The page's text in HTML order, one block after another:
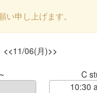
申し上げます。
<<11/06(月)>>
C
10:30